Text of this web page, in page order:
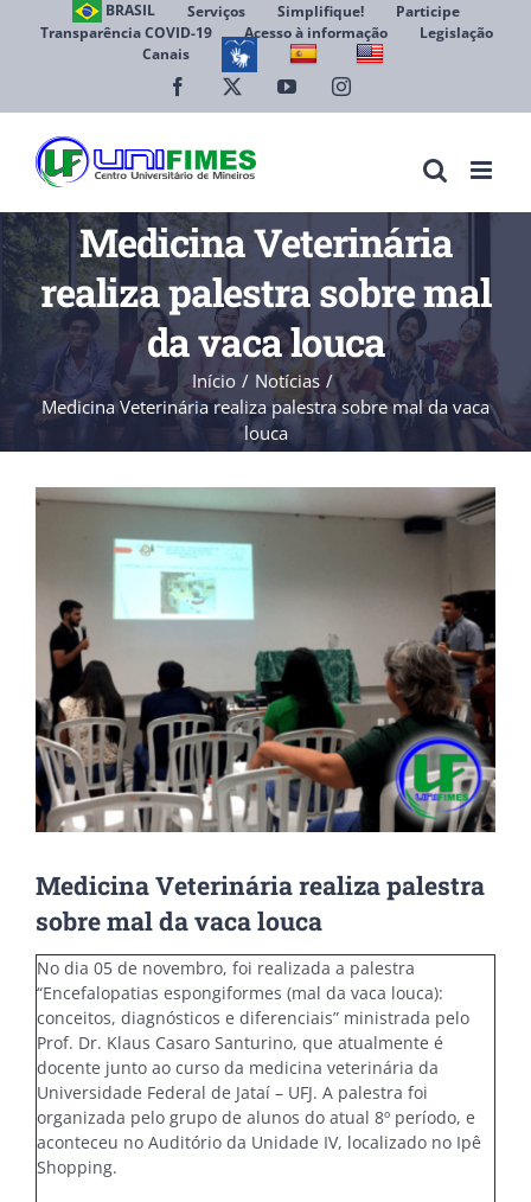
BRASIL Serviços Simplifique!
Participe
Transparência COVID-19
Acesso à informação
Legislação
Canais
Facebook YouTubeInstagram
Medicina Veterinária
realiza palestra sobre mal
da vaca louca
Início
Notícias
Medicina Veterinária realiza palestra sobre mal da vaca
louca
View
Medicina Veterinária realiza palestra
sobre mal da vaca louca
No dia 05 de novembro, foi realizada a palestra
“Encefalopatias espongiformes (mal da vaca louca):
conceitos, diagnósticos e diferenciais” ministrada pelo
Prof. Dr. Klaus Casaro Santurino, que atualmente é
docente junto ao curso da medicina veterinária da
Universidade Federal de Jataí – UFJ. A palestra foi
organizada pelo grupo de alunos do atual 8º período, e
aconteceu no Auditório da Unidade IV, localizado no Ipê
Shopping.